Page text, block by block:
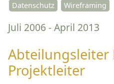
Datenschutz
Wireframing
Juli 2006 - April 2013
Abteilungsleiter
Projektleiter